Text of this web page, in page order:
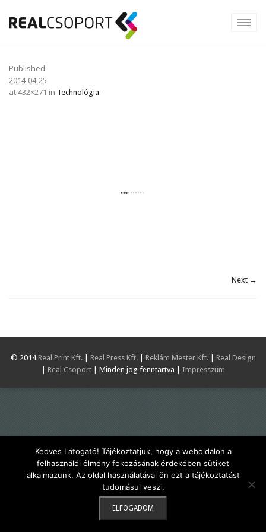
Published
2014-04-25
at 432×271 in Technológia.
Next →
© 2014 Real Print Kft.| Real Press Kft.| Reklám Mester Kft.| Real Design
| Real Csoport| Minden jog fenntartva | Impresszum
Kedves Látogató! Tájékoztatjuk, hogy a weboldalon a
felhasználói élmény fokozásának érdekében sütiket
alkalmazunk. Az oldal használatával ön ezt a tájékoztatást
tudomásul veszi.
ELFOGADOM